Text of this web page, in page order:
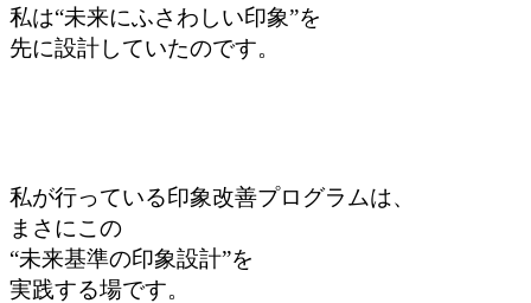
私は“未来にふさわしい印象”を
先に設計していたのです。
私が行っている印象改善プログラムは、
まさにこの
“未来基準の印象設計”を
実践する場です。